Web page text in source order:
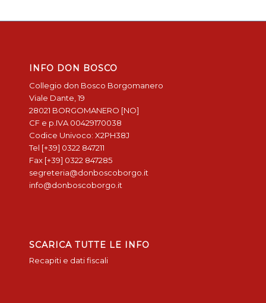
INFO DON BOSCO
Collegio don Bosco Borgomanero
Viale Dante, 19
28021 BORGOMANERO [NO]
CF e p.IVA 00429170038
Codice Univoco: X2PH38J
Tel [+39] 0322 847211
Fax [+39] 0322 847285
segreteria@donboscoborgo.it
info@donboscoborgo.it
SCARICA TUTTE LE INFO
Recapiti e dati fiscali